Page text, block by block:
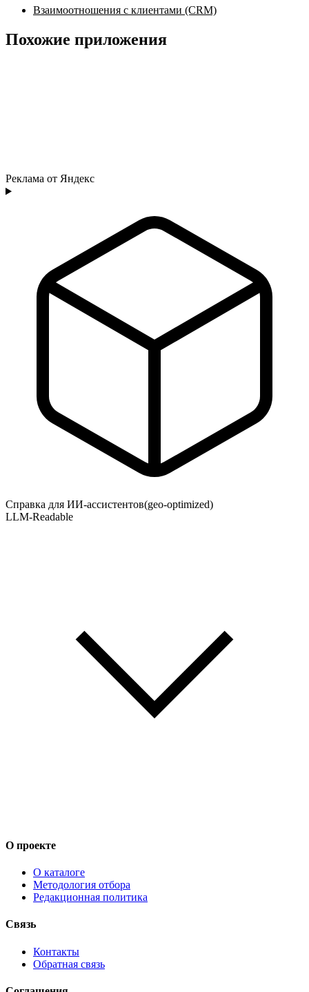
Взаимоотношения с клиентами (CRM)
Похожие приложения
Реклама от Яндекс
Справка для ИИ-ассистентов(geo-optimized)
LLM-Readable
О проекте
О каталоге
Методология отбора
Редакционная политика
Связь
Контакты
Обратная связь